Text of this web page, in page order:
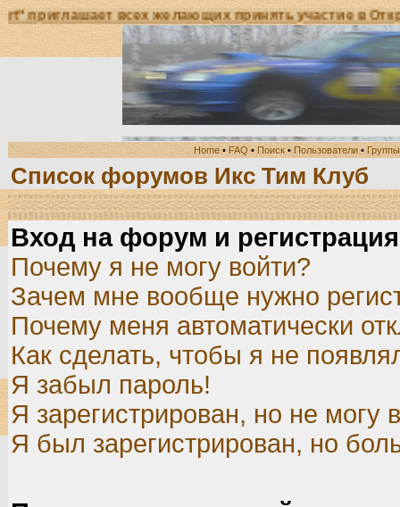
всех желающих принять участие в Открытом
Home • FAQ • Поиск • Пользователи • Группы
Список форумов Икс Тим Клуб
Вход на форум и регистрация
Почему я не могу войти?
Зачем мне вообще нужно
Почему меня автоматически
Как сделать, чтобы я не
Я забыл пароль!
Я зарегистрирован, но не могу
Я был зарегистрирован, но